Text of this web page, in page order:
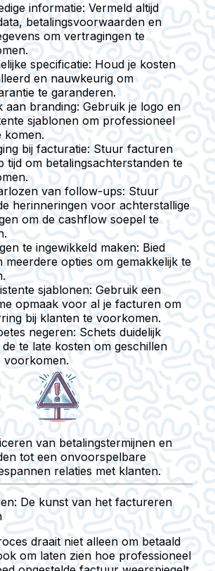
informatie: Vermeld altijd
betalingsvoorwaarden en
om vertragingen te
specificatie: Houd je kosten
en nauwkeurig om
te garanderen.
aan branding: Gebruik je logo en
sjablonen om professioneel
komen.
bij facturatie: Stuur facturen
tijd om betalingsachterstanden te
van follow-ups: Stuur
herinneringen voor achterstallige
om de cashflow soepel te
te ingewikkeld maken: Bied
meerdere opties om gemakkelijk te
sjablonen: Gebruik een
opmaak voor al je facturen om
bij klanten te voorkomen.
negeren: Schets duidelijk
te late kosten om geschillen
voorkomen.
van betalingstermijnen en
tot een onvoorspelbare
relaties met klanten.
De kunst van het factureren
draait niet alleen om betaald
om laten zien hoe professioneel